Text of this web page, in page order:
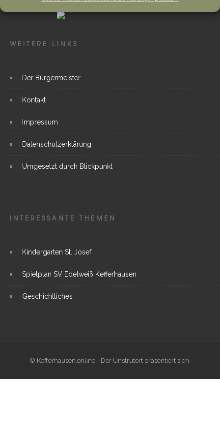
WEITERE LINKS
Der Bürgermeister
Kontakt
Impressum
Datenschutzerklärung
Umgesetzt durch Blickpunkt
INTERESSANTE THEMEN
Kindergarten St. Josef
Spielplan SV Edelweiß Kefferhausen
Geschichtliches
© Kefferhausen.online - Der Unstrutort präsentiert sich.